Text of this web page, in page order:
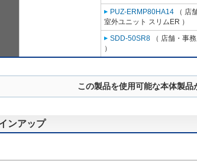
PUZ-ERMP80HA14 （ 店
室外ユニット スリムER ）
SDD-50SR8 （ 店舗・事
）
この製品を使用可能な本体製品
ンアップ